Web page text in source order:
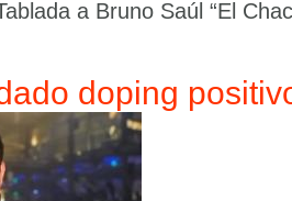
a Bruno Saúl “El
doping